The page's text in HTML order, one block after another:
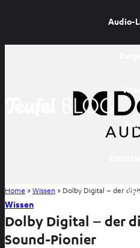
Audio-
Home »Wissen » Dolby Digital – der
Wissen
Dolby Digital – der
Sound-Pionier